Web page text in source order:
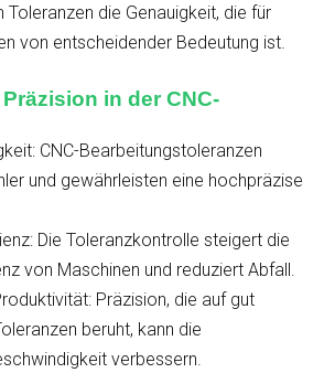
die Genauigkeit, die für
von entscheidender Bedeutung ist.
in der CNC-
CNC-Bearbeitungstoleranzen
und gewährleisten eine hochpräzise
Die Toleranzkontrolle steigert die
von Maschinen und reduziert Abfall.
Präzision, die auf gut
beruht, kann die
verbessern.